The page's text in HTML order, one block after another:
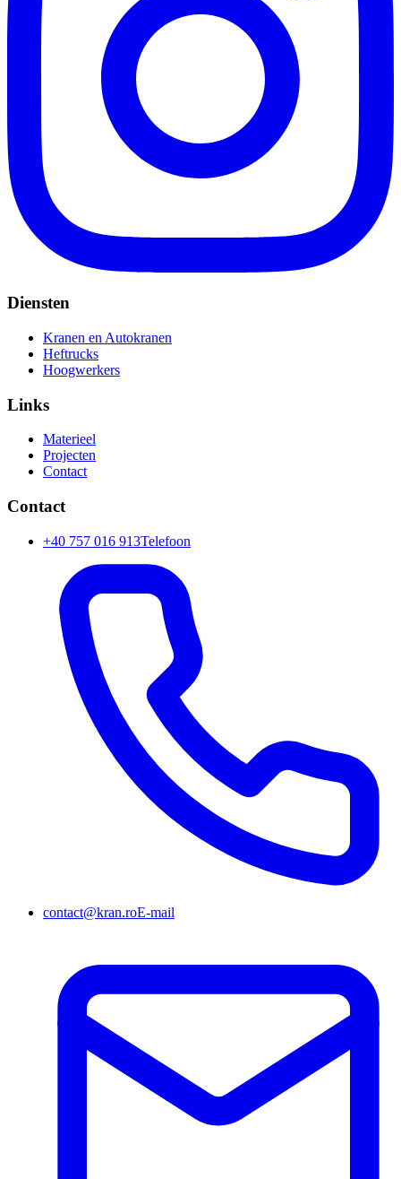
Diensten
Kranen en Autokranen
Heftrucks
Hoogwerkers
Links
Materieel
Projecten
Contact
Contact
+40 757 016 913Telefoon
contact@kran.roE-mail